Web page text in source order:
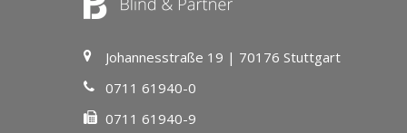
Johannesstraße 19 | 70176 Stuttgart
0711 61940-0
0711 61940-9